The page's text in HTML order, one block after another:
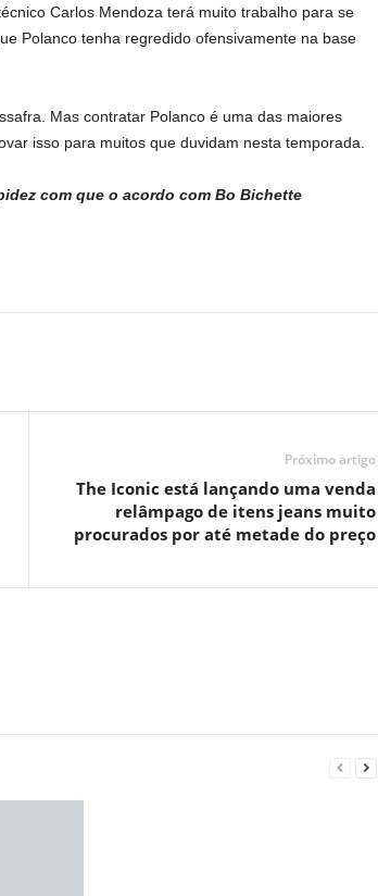
Carlos Mendoza terá muito trabalho para se
Polanco tenha regredido ofensivamente na base
Mas contratar Polanco é uma das maiores
isso para muitos que duvidam nesta temporada.
com que o acordo com Bo Bichette
Próximo artigo
The Iconic está lançando uma venda
relâmpago de itens jeans muito
procurados por até metade do preço